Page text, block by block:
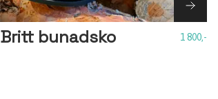
Britt bunadsko 1 800,-